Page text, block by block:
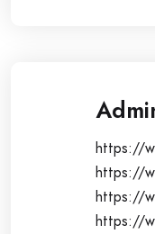
https://
https://
https://
https://